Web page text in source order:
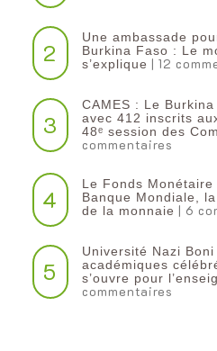
2
Une ambassade
Burkina Faso : Le
s’explique | 12
3
CAMES : Le
avec 412 inscrits
48ᵉ session des
commentaires
4
Le Fonds
Banque Mondiale,
de la monnaie | 6
5
Université Nazi
académiques
s’ouvre pour
commentaires